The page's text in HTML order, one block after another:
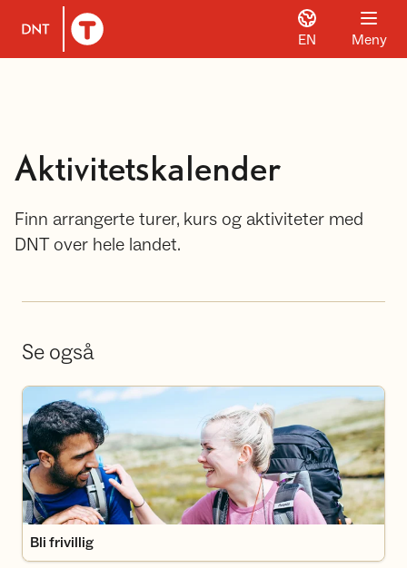
Til DNT.no forside
EN Meny
Aktivitetskalender
Finn arrangerte turer, kurs og aktiviteter med
DNT over hele landet.
Se også
Bli frivillig
Bli frivillig